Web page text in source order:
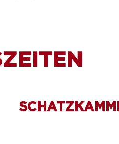
Sommerferien
PS.SPEICHER